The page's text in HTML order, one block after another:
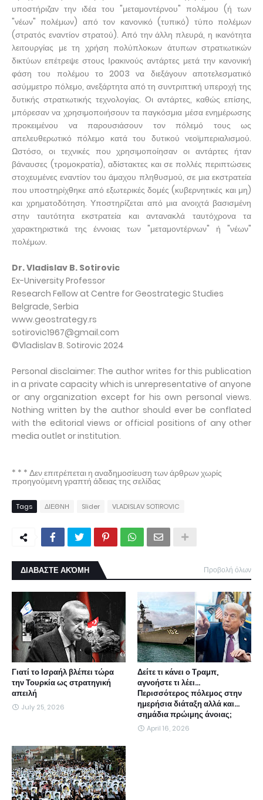
υποστήριζαν την ιδέα του "μεταμοντέρνου" πολέμου (ή των
"νέων" πολέμων) από τον κανονικό (τυπικό) τύπο πολέμων
(στρατός εναντίον στρατού). Από την άλλη πλευρά, η ικανότητα
λειτουργίας με τη χρήση πολύπλοκων άτυπων στρατιωτικών
δικτύων επέτρεψε στους Ιρακινούς αντάρτες μετά την κανονική
φάση του πολέμου το 2003 να διεξάγουν αποτελεσματικό
ασύμμετρο πόλεμο, ανεξάρτητα από τη συντριπτική υπεροχή της
δυτικής στρατιωτικής τεχνολογίας. Οι αντάρτες, καθώς επίσης,
μπόρεσαν να χρησιμοποιήσουν τα παγκόσμια μέσα ενημέρωσης
προκειμένου να παρουσιάσουν τον πόλεμό τους ως
απελευθερωτικό πόλεμο κατά του δυτικού νεοϊμπεριαλισμού.
Ωστόσο, οι τεχνικές που χρησιμοποίησαν οι αντάρτες ήταν
βάναυσες (τρομοκρατία), αδίστακτες και σε πολλές περιπτώσεις
στοχευμένες εναντίον του άμαχου πληθυσμού, σε μια εκστρατεία
που υποστηρίχθηκε από εξωτερικές δομές (κυβερνητικές και μη)
και χρηματοδότηση. Υποστηρίζεται από μια ανοιχτά βασισμένη
στην ταυτότητα εκστρατεία και αντανακλά ταυτόχρονα τα
χαρακτηριστικά της έννοιας των "μεταμοντέρνων" ή "νέων"
πολέμων.
Dr. Vladislav B. Sotirovic
Ex-University Professor
Research Fellow at Centre for Geostrategic Studies
Belgrade, Serbia
www.geostrategy.rs
sotirovic1967@gmail.com
©Vladislav B. Sotirovic 2024
Personal disclaimer: The author writes for this publication
in a private capacity which is unrepresentative of anyone
or any organization except for his own personal views.
Nothing written by the author should ever be conflated
with the editorial views or official positions of any other
media outlet or institution.
* * * Δεν επιτρέπεται η αναδημοσίευση των άρθρων χωρίς
προηγούμενη γραπτή άδειας της σελίδας
Tags ΔΙΕΘΝΗ Slider VLADISLAV SOTIROVIC
ΔΙΑΒΑΣΤΕ ΑΚΌΜΗ Προβολή όλων
Γιατί το Ισραήλ βλέπει τώρα
την Τουρκία ως στρατηγική
απειλή
July 25, 2026
Δείτε τι κάνει ο Τραμπ,
αγνοήστε τι λέει...
Περισσότερος πόλεμος στην
ημερήσια διάταξη αλλά και...
σημάδια πρώιμης άνοιας;
April 16, 2026